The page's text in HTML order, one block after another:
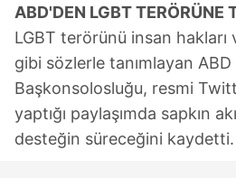
ABD'DEN LGBT TERÖRÜNE
LGBT terörünü insan
gibi sözlerle tanımlayan
Başkonsolosluğu, resmi
yaptığı paylaşımda sapkın
desteğin süreceğini kaydetti.